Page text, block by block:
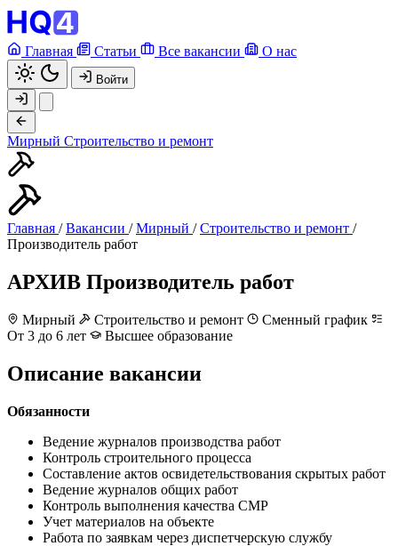
Главная Статьи Все вакансии О нас
Войти
Мирный Строительство и ремонт
Главная / Вакансии / Мирный / Строительство и ремонт /
Производитель работ
АРХИВ Производитель работ
Мирный Строительство и ремонт
Сменный график
От 3 до 6 лет
Высшее образование
Описание вакансии
Обязанности
Ведение журналов производства работ
Контроль строительного процесса
Составление актов освидетельствования скрытых работ
Ведение журналов общих работ
Контроль выполнения качества СМР
Учет материалов на объекте
Работа по заявкам через диспетчерскую службу